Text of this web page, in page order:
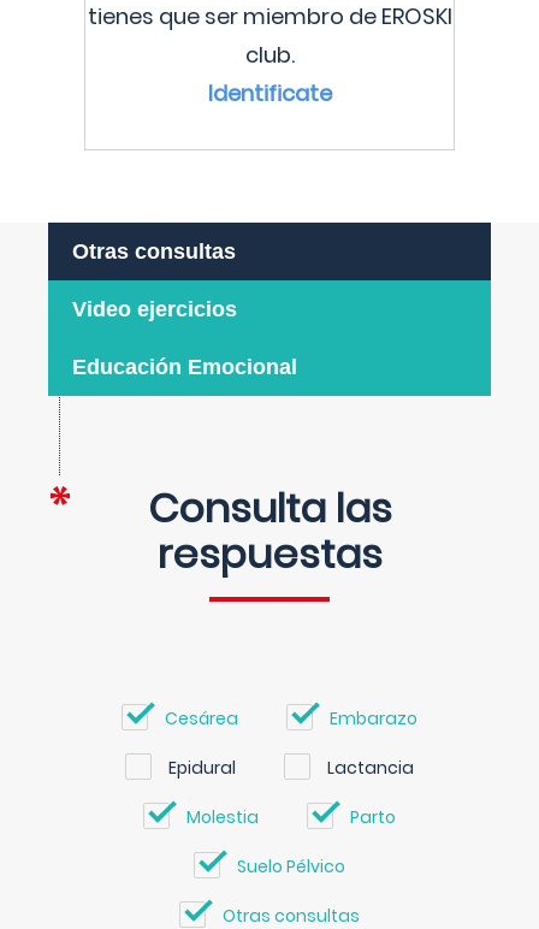
tienes que ser miembro de EROSKI
club.
Identificate
Otras consultas
Video ejercicios
Educación Emocional
Consulta las
respuestas
Cesárea Embarazo
Epidural Lactancia
Molestia Parto
Suelo Pélvico
Otras consultas